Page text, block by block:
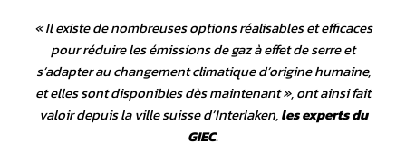
«Il existe de nombreuses options réalisables et efficaces
pour réduire les émissions de gaz à effet de serre et
s’adapter au changement climatique d’origine humaine,
et elles sont disponibles dès maintenant», ont ainsi fait
valoir depuis la ville suisse d’Interlaken,les experts du
GIEC.